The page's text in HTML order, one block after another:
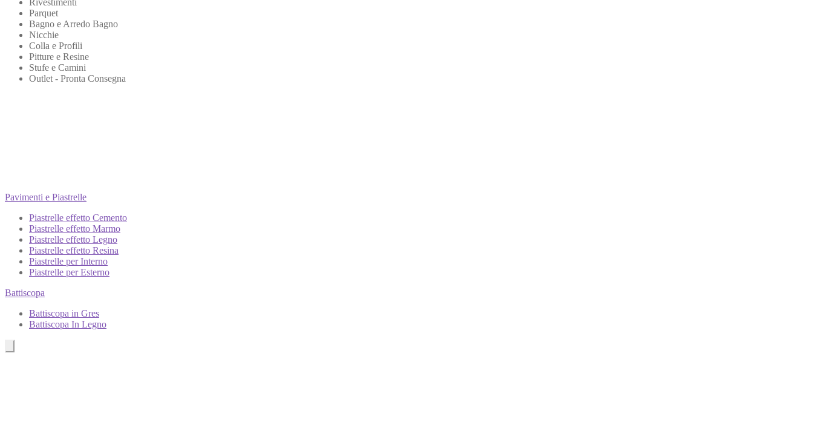
Rivestimenti
Parquet
Bagno e Arredo Bagno
Nicchie
Colla e Profili
Pitture e Resine
Stufe e Camini
Outlet - Pronta Consegna
Pavimenti e Piastrelle
Piastrelle effetto Cemento
Piastrelle effetto Marmo
Piastrelle effetto Legno
Piastrelle effetto Resina
Piastrelle per Interno
Piastrelle per Esterno
Battiscopa
Battiscopa in Gres
Battiscopa In Legno